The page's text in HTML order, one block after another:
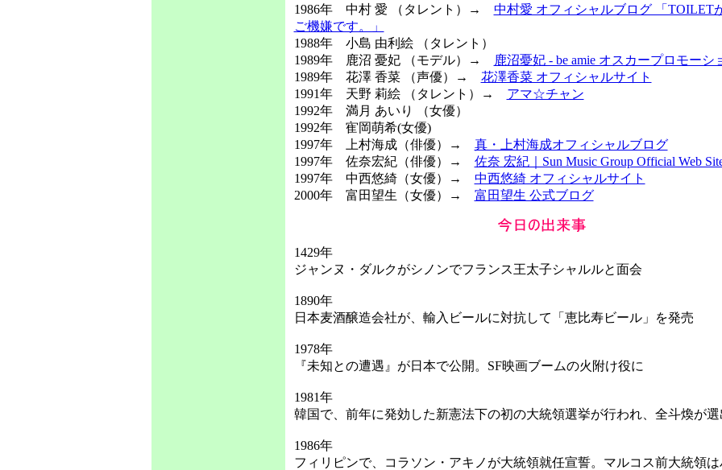
1986年 中村 愛 （タレント）→ 中村愛 オフィシャルブログ 「TOILET
ご機嫌です。」
1988年 小島 由利絵 （タレント）
1989年 鹿沼 憂妃 （モデル）→
鹿沼憂妃 - be amie オスカープロモーシ
1989年 花澤 香菜 （声優）→ 花澤香菜 オフィシャルサイト
1991年 天野 莉絵 （タレント）→ アマ☆チャン
1992年 満月 あいり （女優）
1992年 寉岡萌希(女優)
1997年 上村海成（俳優）→ 真・上村海成オフィシャルブログ
1997年 佐奈宏紀（俳優）→ 佐奈 宏紀｜Sun Music Group Official Web
1997年 中西悠綺（女優）→ 中西悠綺 オフィシャルサイト
2000年 富田望生（女優）→ 富田望生 公式ブログ
1429年
ジャンヌ・ダルクがシノンでフランス王太子シャルルと面会
1890年
日本麦酒醸造会社が、輸入ビールに対抗して「恵比寿ビール」を発売
1978年
『未知との遭遇』が日本で公開。SF映画ブームの火附け役に
1981年
韓国で、前年に発効した新憲法下の初の大統領選挙が行われ、全斗煥が選
1986年
フィリピンで、コラソン・アキノが大統領就任宣誓。マルコス前大統領